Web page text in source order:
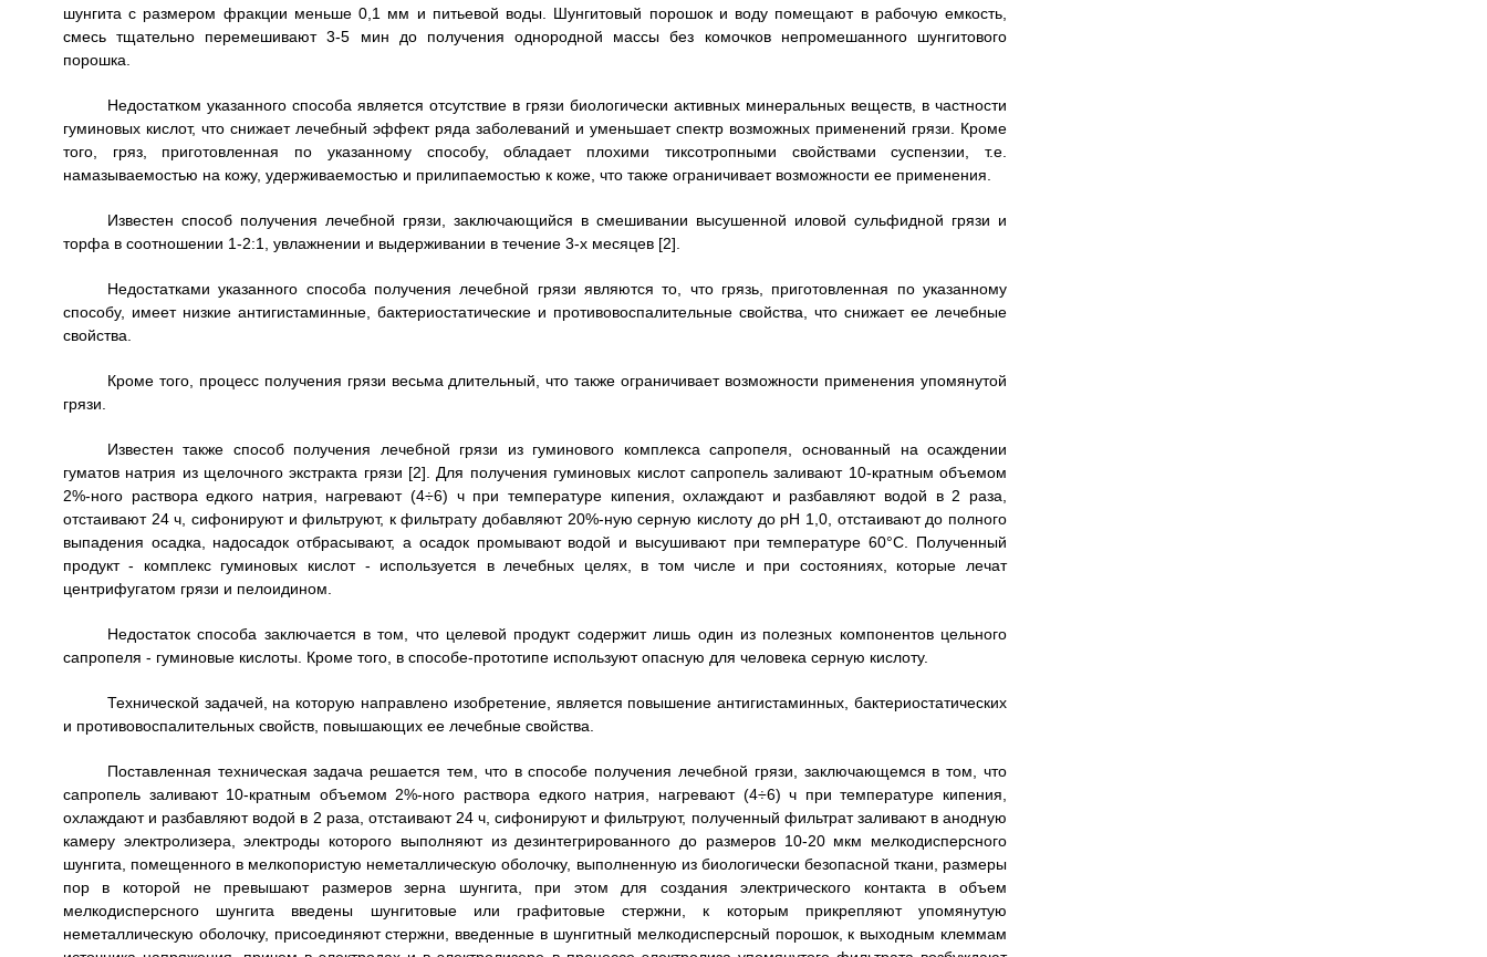
шунгита с размером фракции меньше 0,1 мм и питьевой воды. Шунгитовый порошок и воду помещают в рабочую емкость,
смесь тщательно перемешивают 3-5 мин до получения однородной массы без комочков непромешанного шунгитового
порошка.
Недостатком указанного способа является отсутствие в грязи биологически активных минеральных веществ, в частности
гуминовых кислот, что снижает лечебный эффект ряда заболеваний и уменьшает спектр возможных применений грязи. Кроме
того, гряз, приготовленная по указанному способу, обладает плохими тиксотропными свойствами суспензии, т.е.
намазываемостью на кожу, удерживаемостью и прилипаемостью к коже, что также ограничивает возможности ее применения.
Известен способ получения лечебной грязи, заключающийся в смешивании высушенной иловой сульфидной грязи и
торфа в соотношении 1-2:1, увлажнении и выдерживании в течение 3-х месяцев [2].
Недостатками указанного способа получения лечебной грязи являются то, что грязь, приготовленная по указанному
способу, имеет низкие антигистаминные, бактериостатические и противовоспалительные свойства, что снижает ее лечебные
свойства.
Кроме того, процесс получения грязи весьма длительный, что также ограничивает возможности применения упомянутой
грязи.
Известен также способ получения лечебной грязи из гуминового комплекса сапропеля, основанный на осаждении
гуматов натрия из щелочного экстракта грязи [2]. Для получения гуминовых кислот сапропель заливают 10-кратным объемом
2%-ного раствора едкого натрия, нагревают (4÷6) ч при температуре кипения, охлаждают и разбавляют водой в 2 раза,
отстаивают 24 ч, сифонируют и фильтруют, к фильтрату добавляют 20%-ную серную кислоту до pH 1,0, отстаивают до полного
выпадения осадка, надосадок отбрасывают, а осадок промывают водой и высушивают при температуре 60°C. Полученный
продукт - комплекс гуминовых кислот - используется в лечебных целях, в том числе и при состояниях, которые лечат
центрифугатом грязи и пелоидином.
Недостаток способа заключается в том, что целевой продукт содержит лишь один из полезных компонентов цельного
сапропеля - гуминовые кислоты. Кроме того, в способе-прототипе используют опасную для человека серную кислоту.
Технической задачей, на которую направлено изобретение, является повышение антигистаминных, бактериостатических
и противовоспалительных свойств, повышающих ее лечебные свойства.
Поставленная техническая задача решается тем, что в способе получения лечебной грязи, заключающемся в том, что
сапропель заливают 10-кратным объемом 2%-ного раствора едкого натрия, нагревают (4÷6) ч при температуре кипения,
охлаждают и разбавляют водой в 2 раза, отстаивают 24 ч, сифонируют и фильтруют, полученный фильтрат заливают в анодную
камеру электролизера, электроды которого выполняют из дезинтегрированного до размеров 10-20 мкм мелкодисперсного
шунгита, помещенного в мелкопористую неметаллическую оболочку, выполненную из биологически безопасной ткани, размеры
пор в которой не превышают размеров зерна шунгита, при этом для создания электрического контакта в объем
мелкодисперсного шунгита введены шунгитовые или графитовые стержни, к которым прикрепляют упомянутую
неметаллическую оболочку, присоединяют стержни, введенные в шунгитный мелкодисперсный порошок, к выходным клеммам